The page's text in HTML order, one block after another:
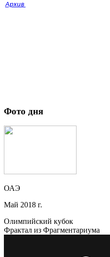
Архив
Фото дня
ОАЭ
Май 2018 г.
Олимпийский кубок
Фрактал из Фрагментариума